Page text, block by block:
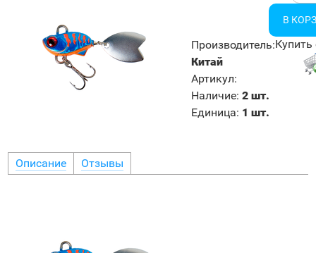
Производитель:
Китай
Артикул:
Наличие: 2 шт.
Единица: 1 шт.
Купить
Описание Отзывы